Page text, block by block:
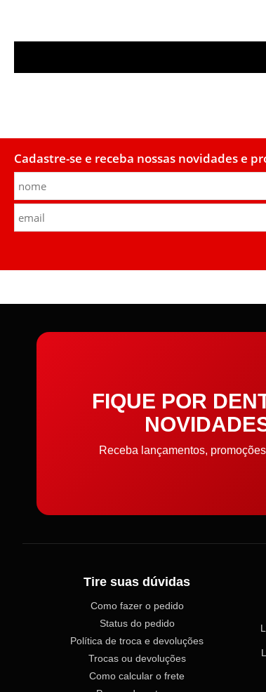
Cadastre-se e receba nossas novidades e
FIQUE POR
Receba lançamentos,
Tire suas dúvidas
Como fazer o pedido
Status do pedido
Política de troca e devoluções
Trocas ou devoluções
Como calcular o frete